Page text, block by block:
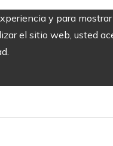
y para
el sitio web, usted